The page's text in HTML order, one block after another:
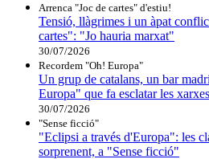
Arrenca "Joc de cartes" d'estiu!
Tensió, llàgrimes i un àpat
cartes": "Jo hauria marxat"
30/07/2026
Recordem "Oh! Europa"
Un grup de catalans, un bar
Europa" que fa esclatar les
30/07/2026
"Sense ficció"
"Eclipsi a través d'Europa": les
sorprenent, a "Sense ficció"